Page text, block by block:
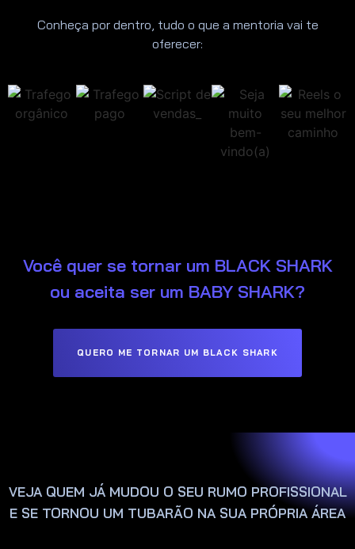
Conheça por dentro, tudo o que a mentoria vai te
oferecer:
Você quer se tornar um BLACK SHARK
ou aceita ser um BABY SHARK?
QUERO ME TORNAR UM BLACK SHARK
VEJA QUEM JÁ MUDOU O SEU RUMO PROFISSIONAL
E SE TORNOU UM TUBARÃO NA SUA PRÓPRIA ÁREA